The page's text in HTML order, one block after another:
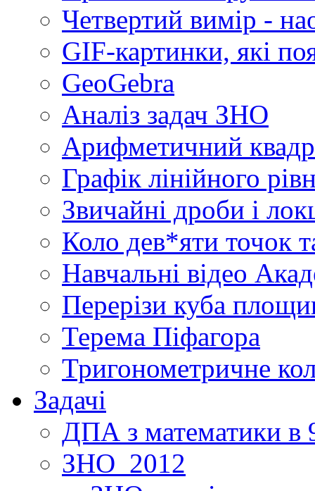
Четвертий вимір -
GIF-картинки, які
GeoGebra
Аналіз задач ЗНО
Арифметичний
Графік лінійного
Звичайні дроби і
Коло дев*яти точок
Навчальні відео
Перерізи куба
Терема Піфагора
Тригонометричне
Задачі
ДПА з математики в
ЗНО_2012